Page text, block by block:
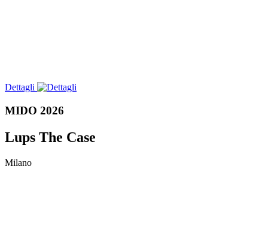
Dettagli
MIDO 2026
Lups The Case
Milano